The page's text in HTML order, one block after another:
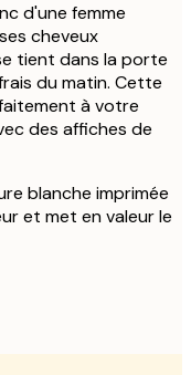
d'une femme
cheveux
tient dans la porte
du matin. Cette
à votre
des affiches de
blanche imprimée
et met en valeur le